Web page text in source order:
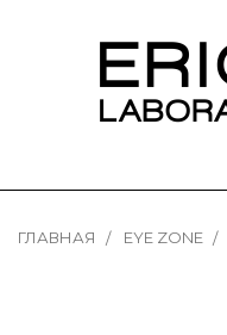
ГЛАВНАЯ EYE ZONE